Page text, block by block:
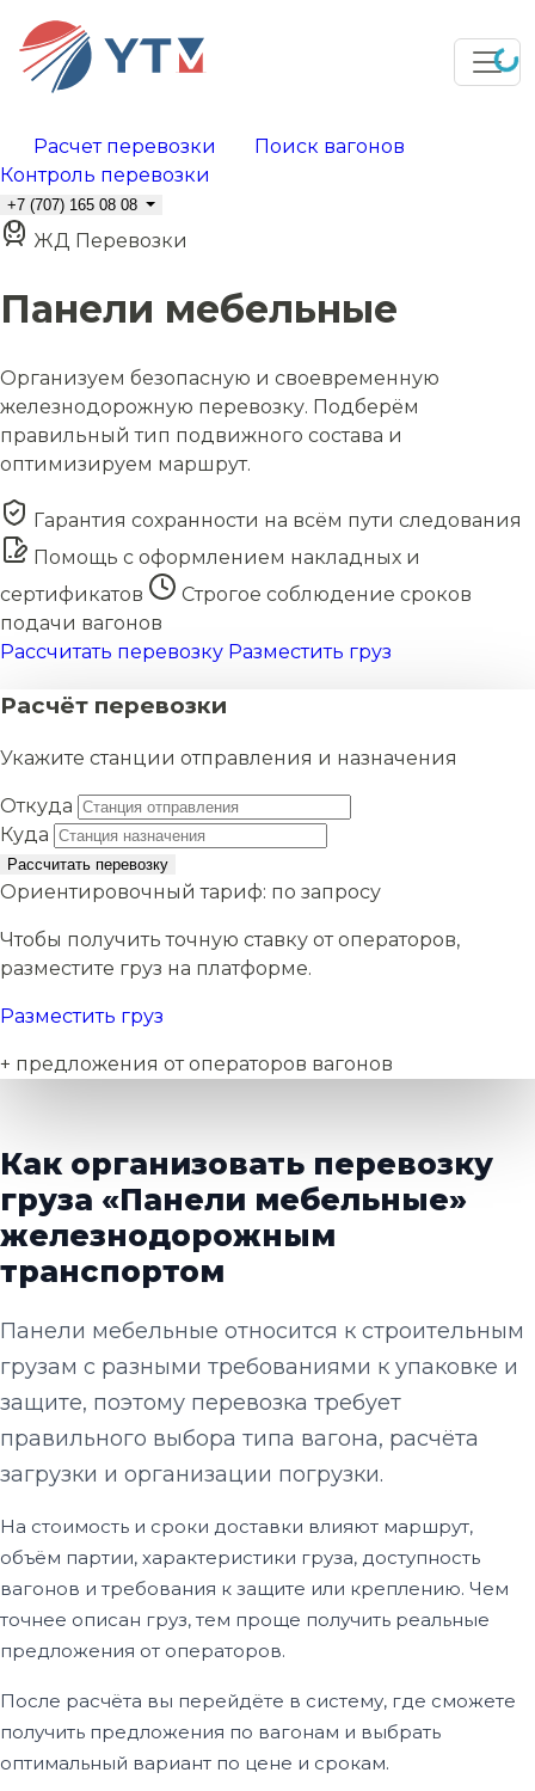
Расчет перевозки
Поиск вагонов
Контроль перевозки
+7 (707) 165 08 08
ЖД Перевозки
Панели мебельные
Организуем безопасную и своевременную
железнодорожную перевозку. Подберём
правильный тип подвижного состава и
оптимизируем маршрут.
Гарантия сохранности на всём пути следования
Помощь с оформлением накладных и
сертификатов
Строгое соблюдение сроков
подачи вагонов
Рассчитать перевозку Разместить груз
Расчёт перевозки
Укажите станции отправления и назначения
Откуда
Куда
Рассчитать перевозку
Ориентировочный тариф: по запросу
Чтобы получить точную ставку от операторов,
разместите груз на платформе.
Разместить груз
+ предложения от операторов вагонов
Как организовать перевозку
груза «Панели мебельные»
железнодорожным
транспортом
Панели мебельные относится к строительным
грузам с разными требованиями к упаковке и
защите, поэтому перевозка требует
правильного выбора типа вагона, расчёта
загрузки и организации погрузки.
На стоимость и сроки доставки влияют маршрут,
объём партии, характеристики груза, доступность
вагонов и требования к защите или креплению. Чем
точнее описан груз, тем проще получить реальные
предложения от операторов.
После расчёта вы перейдёте в систему, где сможете
получить предложения по вагонам и выбрать
оптимальный вариант по цене и срокам.